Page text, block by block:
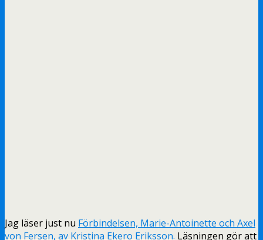
Jag läser just nu Förbindelsen, Marie-Antoinette och Axel
von Fersen, av Kristina Ekero Eriksson. Läsningen gör att